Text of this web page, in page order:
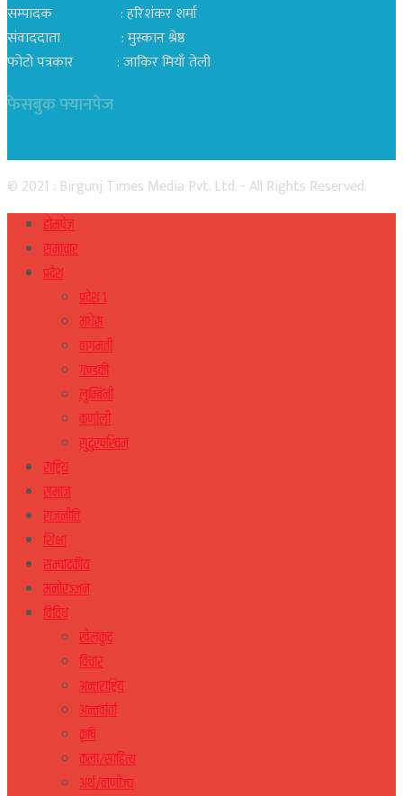
सम्पादक : हरिशंकर शर्मा
संवाददाता : मुस्कान श्रेष्ठ
फोटो पत्रकार : जाकिर मियाँ तेली
फेसबुक फ्यानपेज
© 2021 : Birgunj Times Media Pvt. Ltd. - All Rights Reserved.
होमपेज
समाचार
प्रदेश
प्रदेश १
मधेस
वागमती
गण्डकी
लुम्बिनी
कर्णाली
सुदुरपस्चिम
राष्ट्रिय
समाज
राजनीति
शिक्षा
सम्पादकीय
मनोरञ्जन
विविध
खेलकुद
विचार
अन्तराष्ट्रिय
अन्तर्वार्ता
कृषि
कला/साहित्य
अर्थ/वाणीज्य